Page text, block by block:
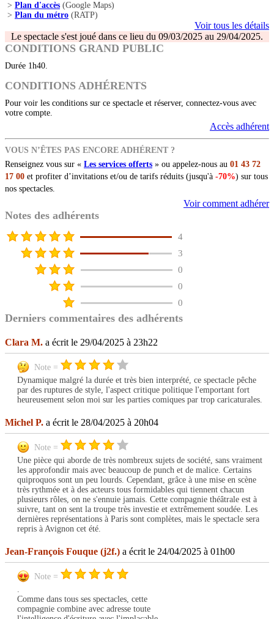
> Plan d'accès (Google Maps)
> Plan du métro (RATP)
Voir tous les détails
Le spectacle s'est joué dans ce lieu du 09/03/2025 au 29/04/2025.
CONDITIONS GRAND PUBLIC
Durée 1h40.
CONDITIONS ADHÉRENTS
Pour voir les conditions sur ce spectacle et réserver, connectez-vous avec
votre compte.
Accès adhérent
VOUS N’ÊTES PAS ENCORE ADHÉRENT ?
Renseignez vous sur « Les services offerts » ou appelez-nous au 01 43 72
17 00 et profiter d’invitations et/ou de tarifs réduits (jusqu'à -70%) sur tous
nos spectacles.
Voir comment adhérer
Notes des adhérents
4
3
0
0
0
Derniers commentaires des adhérents
Clara M. a écrit le 29/04/2025 à 23h22
Note =
Dynamique malgré la durée et très bien interprété, ce spectacle pêche
par des ruptures de style, l'aspect critique politique l'emportant fort
heureusement selon moi sur les parties comiques par trop caricaturales.
Michel P. a écrit le 28/04/2025 à 20h04
Note =
Une pièce qui aborde de très nombreux sujets de société, sans vraiment
les approfondir mais avec beaucoup de punch et de malice. Certains
quiproquos sont un peu lourds. Cependant, grâce à une mise en scène
très rythmée et à des acteurs tous formidables qui tiennent chacun
plusieurs rôles, on ne s'ennuie jamais. Cette compagnie théâtrale est à
suivre, tant on sent la troupe très investie et extrêmement soudée. Les
dernières représentations à Paris sont complètes, mais le spectacle sera
repris à Avignon cet été.
Jean-François Fouque (j2f.) a écrit le 24/04/2025 à 01h00
Note =
.
Comme dans tous ses spectacles, cette
compagnie combine avec adresse toute